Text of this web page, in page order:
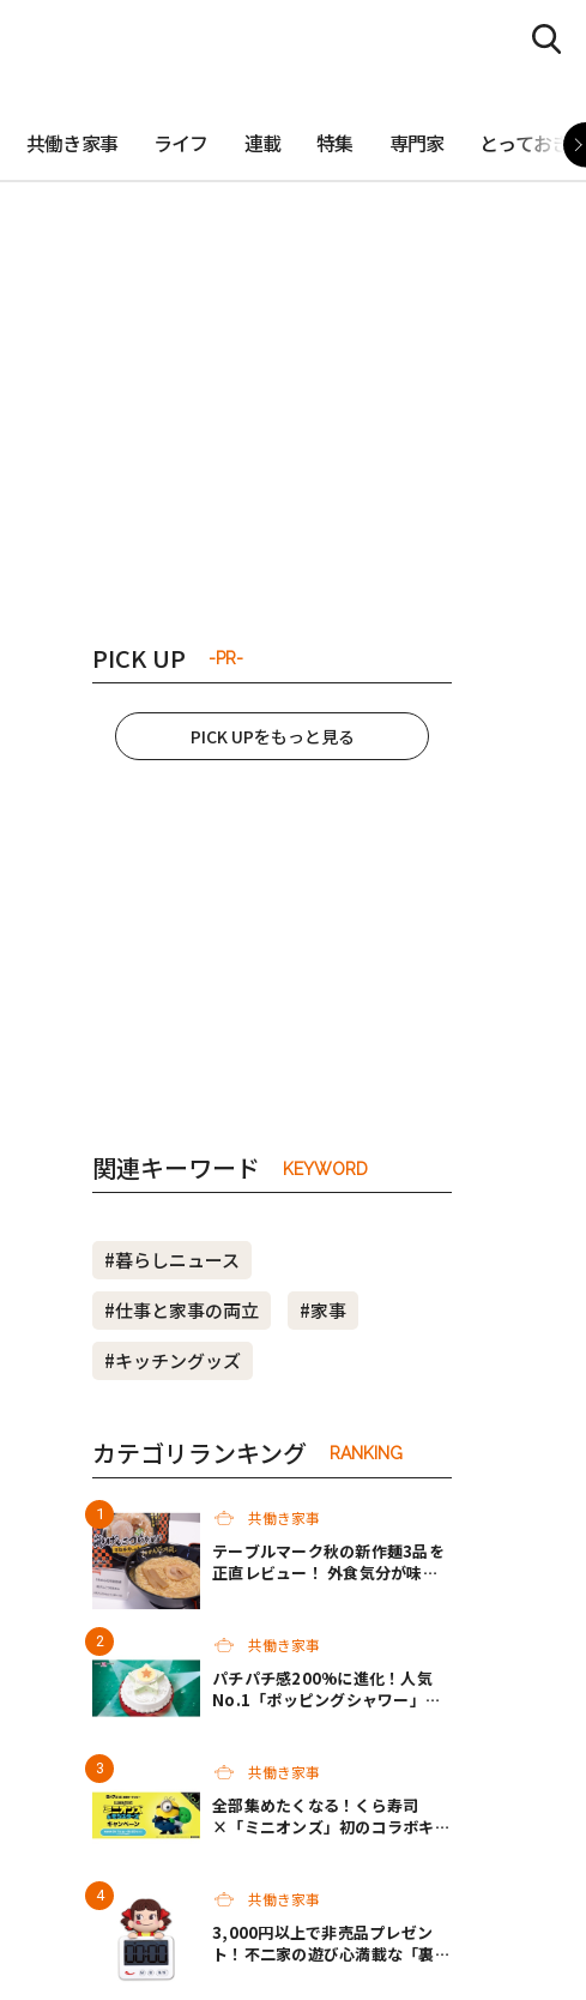
共働き家事 ライフ 連載 特集 専門家 とっておき
PICK UP -PR-
PICK UPをもっと見る
関連キーワード KEYWORD
#暮らしニュース
#仕事と家事の両立
#家事
#キッチングッズ
カテゴリランキング RANKING
共働き家事
テーブルマーク秋の新作麺3品を
正直レビュー！ 外食気分が味わ
共働き家事
パチパチ感200%に進化！人気
No.1「ポッピングシャワー」チ
が最高共働き家事
全部集めたくなる！くら寿司
×「ミニオンズ」初のコラボキャ
共働き家事
3,000円以上で非売品プレゼン
ト！不二家の遊び心満載な「裏不